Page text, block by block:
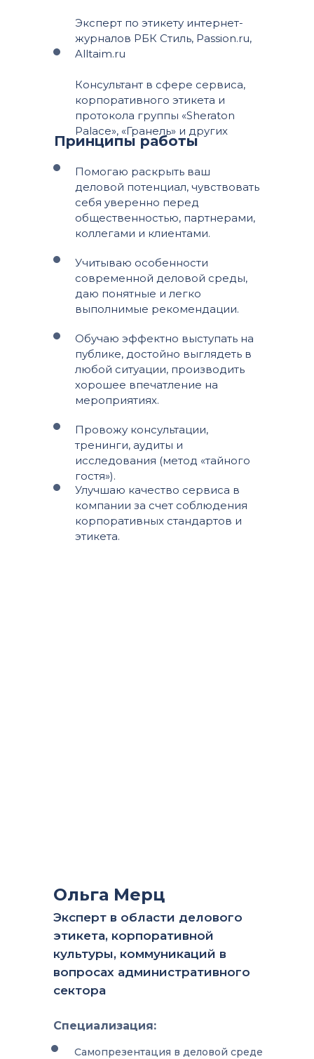
Помогаю раскрыть ваш
деловой потенциал, чувствовать
себя уверенно перед
общественностью, партнерами,
коллегами и клиентами.
Обучаю эффектно выступать на
публике, достойно выглядеть в
любой ситуации, производить
хорошее впечатление на
мероприятиях.
Улучшаю качество сервиса в
компании за счет соблюдения
корпоративных стандартов и
этикета.
Принципы работы
Эксперт по этикету интернет-
журналов РБК Стиль, Passion.ru,
Alltaim.ru
Консультант в сфере сервиса,
корпоративного этикета и
протокола группы «Sheraton
Palace», «Гранель» и других
Учитываю особенности
современной деловой среды,
даю понятные и легко
выполнимые рекомендации.
Провожу консультации,
тренинги, аудиты и
исследования (метод «тайного
гостя»).
Ольга Мерц
Эксперт в области делового
этикета, корпоративной
культуры, коммуникаций в
вопросах административного
сектора
Специализация:
Самопрезентация в деловой среде